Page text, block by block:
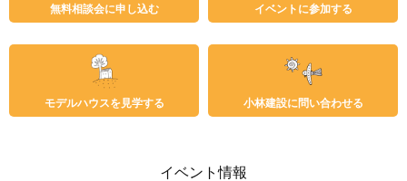
無料相談会に申し込む イベントに参加する
モデルハウスを見学する 小林建設に問い合わせる
イベント情報